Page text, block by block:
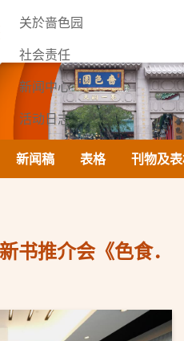
关於啬色园
社会责任
新闻中心
活动日志
联络我们
新闻稿 表格 刊物及
书推介会《色食．